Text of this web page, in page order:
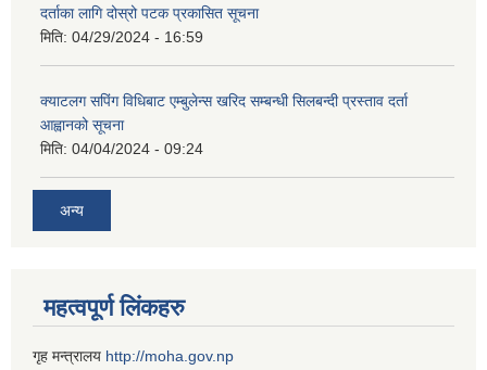
दर्ताका लागि दोस्रो पटक प्रकासित सूचना
मिति: 04/29/2024 - 16:59
क्याटलग सपिंग विधिबाट एम्बुलेन्स खरिद सम्बन्धी सिलबन्दी प्रस्ताव दर्ता
आह्वानको सूचना
मिति: 04/04/2024 - 09:24
अन्य
महत्वपूर्ण लिंकहरु
गृह मन्त्रालय http://moha.gov.np